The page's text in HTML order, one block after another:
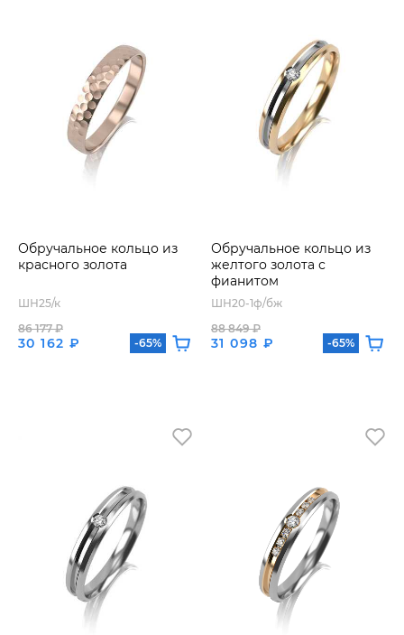
Обручальное кольцо из
красного золота
ШН25/к
30 162 ₽
86 177 ₽
-65%
Обручальное кольцо из
желтого золота с
фианитом
ШН20-1ф/бж
31 098 ₽
88 849 ₽
-65%